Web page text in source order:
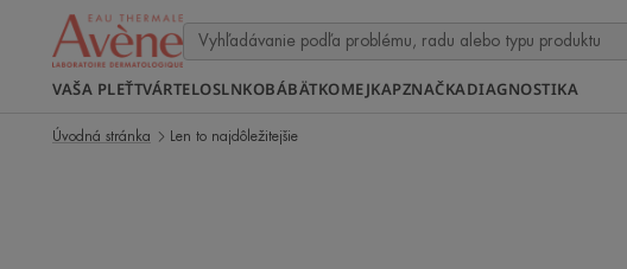
VAŠA PLEŤTVÁRTELOSLNKOBÁBÄTKOMEJKAPZNAČKADIAGNOSTIKA
Úvodná stránka Len to najdôležitejšie